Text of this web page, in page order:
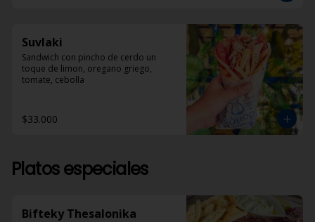
Suvlaki
Sandwich con pincho de cerdo un
toque de limon, oregano griego,
tomate, cebolla
$33.000
Platos especiales
Bifteky Thesalonika